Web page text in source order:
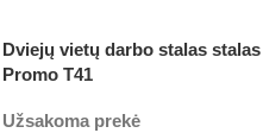
Dviejų vietų darbo stalas stalas
Promo T41
Užsakoma prekė